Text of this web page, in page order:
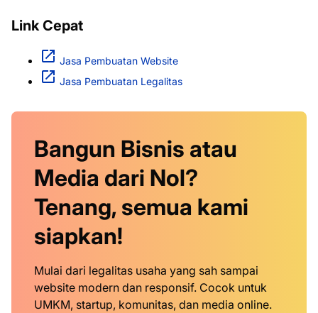
Link Cepat
Jasa Pembuatan Website
Jasa Pembuatan Legalitas
Bangun Bisnis atau
Media dari Nol?
Tenang, semua kami
siapkan!
Mulai dari legalitas usaha yang sah sampai
website modern dan responsif. Cocok untuk
UMKM, startup, komunitas, dan media online.